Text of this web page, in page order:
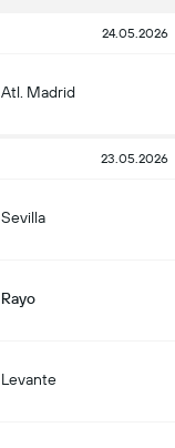
24.05.2026
Atl. Madrid
23.05.2026
Sevilla
Rayo
Levante